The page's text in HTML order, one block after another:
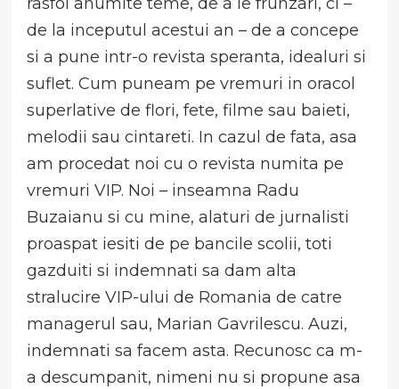
de la inceputul acestui an – de a concepe
si a pune intr-o revista speranta, idealuri si
suflet. Cum puneam pe vremuri in oracol
superlative de flori, fete, filme sau baieti,
melodii sau cintareti. In cazul de fata, asa
am procedat noi cu o revista numita pe
vremuri VIP. Noi – inseamna Radu
Buzaianu si cu mine, alaturi de jurnalisti
proaspat iesiti de pe bancile scolii, toti
gazduiti si indemnati sa dam alta
stralucire VIP-ului de Romania de catre
managerul sau, Marian Gavrilescu. Auzi,
indemnati sa facem asta. Recunosc ca m-
a descumpanit, nimeni nu si propune asa